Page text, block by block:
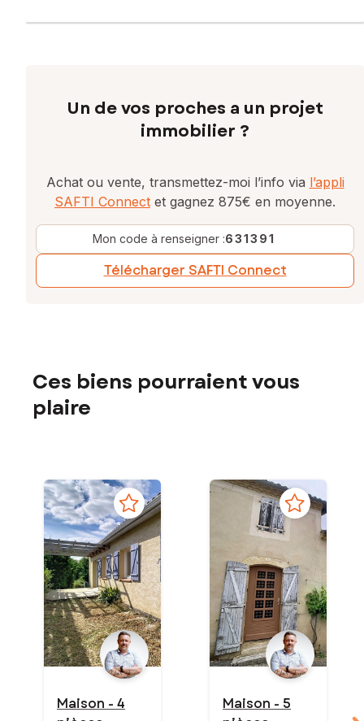
Un de vos proches a un projet
immobilier ?
Achat ou vente, transmettez-moi l’info via l’appli
SAFTI Connect et gagnez 875€ en moyenne.
Mon code à renseigner :631391
Télécharger SAFTI Connect
Ces biens pourraient vous
plaire
Maison - 4
Maison - 5